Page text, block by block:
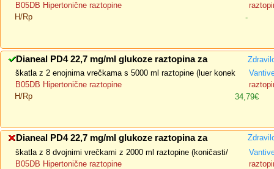
B05DB Hipertonične raztopine
H/Rp
-
Dianeal PD4 22,7 mg/ml glukoze raztopina za
škatla z 2 enojnima vrečkama s 5000 ml raztopine (luer konek
B05DB Hipertonične raztopine
H/Rp
34,79€
Dianeal PD4 22,7 mg/ml glukoze raztopina za
škatla z 8 dvojnimi vrečkami z 2000 ml raztopine (koničasti/
B05DB Hipertonične raztopine